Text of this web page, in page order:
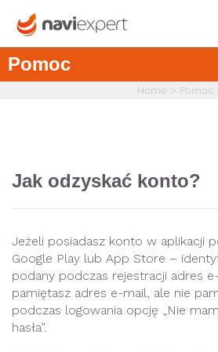
Pomoc
Home > Pomoc
Jak odzyskać konto?
Jeżeli posiadasz konto w aplikacji
Google Play lub App Store –
podany podczas rejestracji adres
pamiętasz adres e-mail, ale nie
podczas logowania opcję „Nie
hasła”.